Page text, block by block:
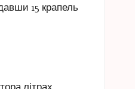
15 крапель